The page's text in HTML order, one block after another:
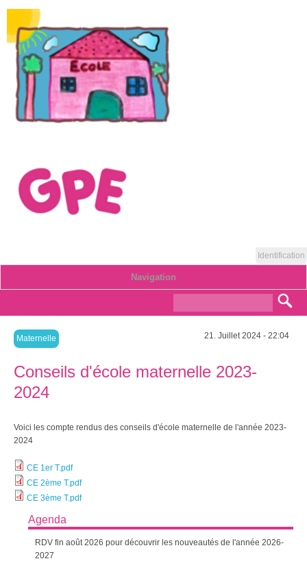
Identification
Navigation
Maternelle 21. Juillet 2024 - 22:04
Conseils d'école maternelle 2023-
2024
Voici les compte rendus des conseils d'école maternelle de l'année 2023-
2024
CE 1er T.pdf
CE 2ème T.pdf
CE 3ème T.pdf
Agenda
RDV fin août 2026 pour découvrir les nouveautés de l'année 2026-
2027